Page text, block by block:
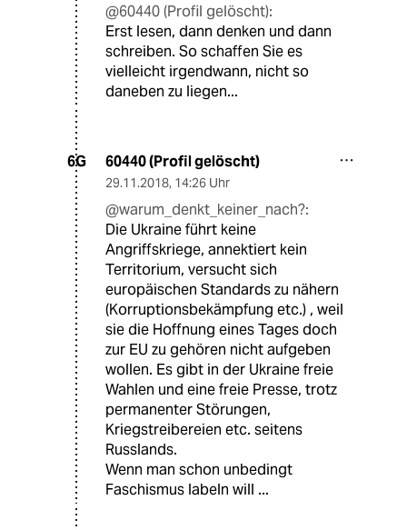
@60440 (Profil gelöscht):
Erst lesen, dann denken und dann
schreiben. So schaffen Sie es
vielleicht irgendwann, nicht so
daneben zu liegen...
6G 60440 (Profil gelöscht)
29.11.2018, 14:26 Uhr
@warum_denkt_keiner_nach?:
Die Ukraine führt keine
Angriffskriege, annektiert kein
Territorium, versucht sich
europäischen Standards zu nähern
(Korruptionsbekämpfung etc.) , weil
sie die Hoffnung eines Tages doch
zur EU zu gehören nicht aufgeben
wollen. Es gibt in der Ukraine freie
Wahlen und eine freie Presse, trotz
permanenter Störungen,
Kriegstreibereien etc. seitens
Russlands.
Wenn man schon unbedingt
Faschismus labeln will ...